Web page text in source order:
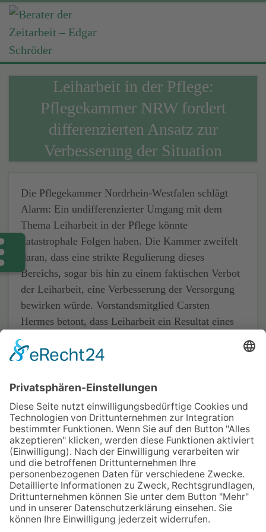
Leiharbeit in der Pflege:
Pflegekammer NRW fordert
differenzierten Ansatz zur
Verbesserung der Situation
Die Pflegekammer Nordrhein-Westfalen schlägt
Alarm: Ein undifferenzierter Umgang mit dem
Thema Leiharbeit in der Pflege könnte
katastrophale Folgen haben. Die Kammer zweifelt
daran, dass eine strikte Regulierung dieses
Bereichs, sogar bis hin zu einem faktischen Verbot
der Leiharbeit, eine Verbesserung der Versorgung
bewirken würde. Vorstandsmitglied Carsten
Hermes betont, dass Leiharbeit ein Resultat eines
problematischen Systems ist und keine Krankheit
darstellt.
Quelle: Ärzte Zeitung
Home
Impressum
Datenschutz
Kontakt & Anfahrt